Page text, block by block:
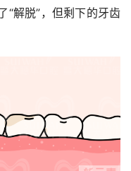
“解脱”，但剩下的牙齿